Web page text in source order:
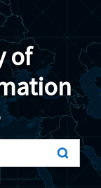
of